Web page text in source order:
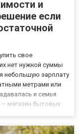
и
если
свое
нет нужной суммы
небольшую зарплату
метрами или
и семья
магазин бытовых